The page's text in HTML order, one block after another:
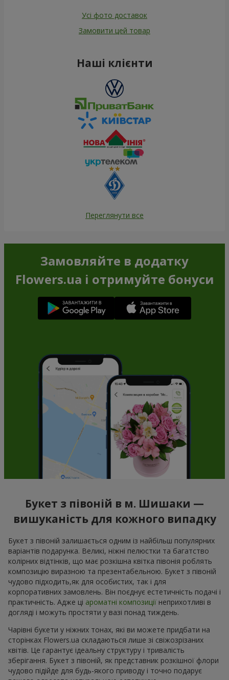
Усі фото доставок
Замовити цей товар
Наші клієнти
Переглянути все
Замовляйте в додатку
Flowers.ua і отримуйте бонуси
Букет з півоній в м. Шишаки —
вишуканість для кожного випадку
Букет з півоній залишається одним із найбільш популярних
варіантів подарунка. Великі, ніжні пелюстки та багатство
колірних відтінків, що має розкішна квітка півонія роблять
композицію виразною та презентабельною. Букет з півоній
чудово підходить,як для особистих, так і для
корпоративних замовлень. Він поєднує естетичність подачі і
практичність. Адже ці ароматні композиції неприхотливі в
догляді і можуть простяти у вазі понад тиждень.
Чарівні букети у ніжних тонах, які ви можете придбати на
сторінках Flowers.ua складаються лише зі свіжозрізаних
квітів. Це гарантує ідеальну структуру і тривалість
зберігання. Букет з півоній, як представник розкішної флори
чудово підійде для будь-якого приводу і точно подарує